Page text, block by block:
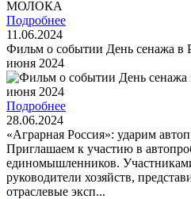
Подробнее
11.06.2024
Фильм о событии День сенажа в
июня 2024
Подробнее
28.06.2024
«Аграрная Россия»: ударим
Приглашаем к участию в
единомышленников.
руководители хозяйств,
отраслевые эксп...